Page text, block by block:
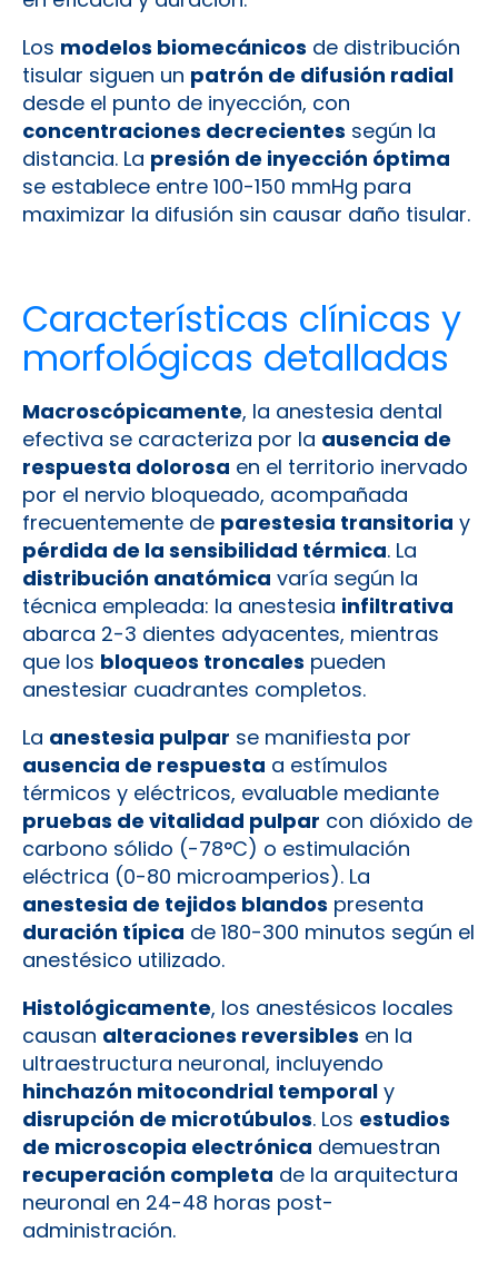
Los modelos biomecánicos de distribución
tisular siguen un patrón de difusión radial
desde el punto de inyección, con
concentraciones decrecientes según la
distancia. La presión de inyección óptima
se establece entre 100-150 mmHg para
maximizar la difusión sin causar daño tisular.
Características clínicas y
morfológicas detalladas
Macroscópicamente, la anestesia dental
efectiva se caracteriza por la ausencia de
respuesta dolorosa en el territorio inervado
por el nervio bloqueado, acompañada
frecuentemente de parestesia transitoria y
pérdida de la sensibilidad térmica. La
distribución anatómica varía según la
técnica empleada: la anestesia infiltrativa
abarca 2-3 dientes adyacentes, mientras
que los bloqueos troncales pueden
anestesiar cuadrantes completos.
La anestesia pulpar se manifiesta por
ausencia de respuesta a estímulos
térmicos y eléctricos, evaluable mediante
pruebas de vitalidad pulpar con dióxido de
carbono sólido (-78°C) o estimulación
eléctrica (0-80 microamperios). La
anestesia de tejidos blandos presenta
duración típica de 180-300 minutos según el
anestésico utilizado.
Histológicamente, los anestésicos locales
causan alteraciones reversibles en la
ultraestructura neuronal, incluyendo
hinchazón mitocondrial temporal y
disrupción de microtúbulos. Los estudios
de microscopia electrónica demuestran
recuperación completa de la arquitectura
neuronal en 24-48 horas post-
administración.